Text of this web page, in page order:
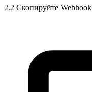
2.2 Скопируйте Webhook